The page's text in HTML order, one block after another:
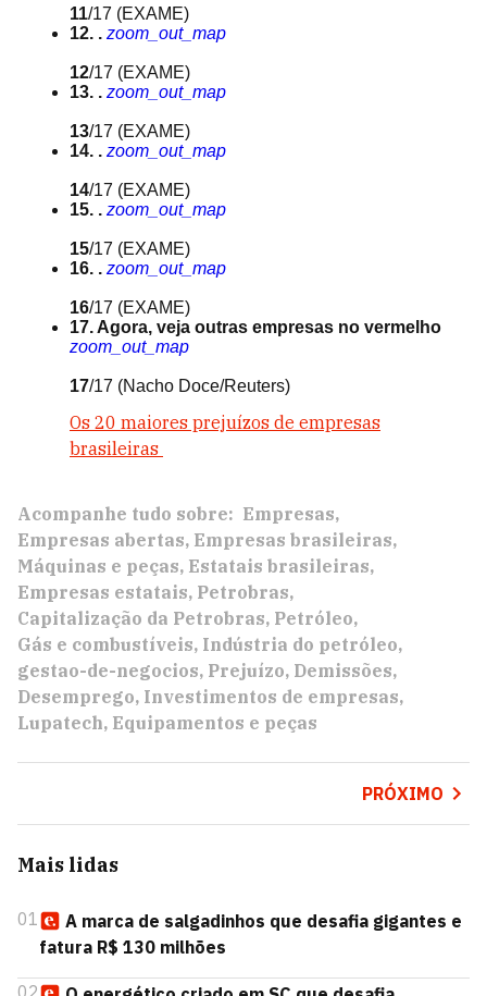
11/17 (EXAME)
12. . zoom_out_map
12/17 (EXAME)
13. . zoom_out_map
13/17 (EXAME)
14. . zoom_out_map
14/17 (EXAME)
15. . zoom_out_map
15/17 (EXAME)
16. . zoom_out_map
16/17 (EXAME)
17. Agora, veja outras empresas no vermelho
zoom_out_map
17/17 (Nacho Doce/Reuters)
Os 20 maiores prejuízos de empresas
brasileiras
Acompanhe tudo sobre: Empresas
Empresas abertas Empresas brasileiras
Máquinas e peças Estatais brasileiras
Empresas estatais Petrobras
Capitalização da Petrobras Petróleo
Gás e combustíveis Indústria do petróleo
gestao-de-negocios Prejuízo Demissões
Desemprego Investimentos de empresas
Lupatech Equipamentos e peças
PRÓXIMO
Mais lidas
01
A marca de salgadinhos que desafia gigantes e
fatura R$ 130 milhões
02